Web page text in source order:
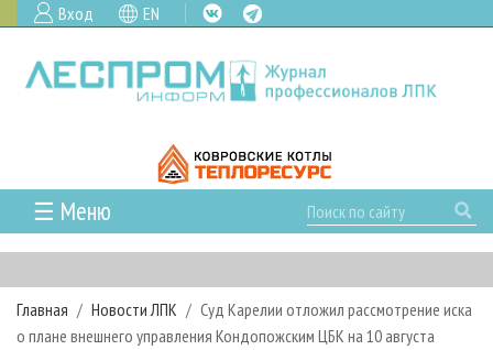
Вход EN
☰ Меню
ГЛАВНАЯ
РУБРИКИ И ТЕМЫ
РУБРИКИ ЖУРНАЛА
НОВОСТИ
Главная Новости ЛПК
Суд Карелии отложил рассмотрение иска
о плане внешнего управления Кондопожским ЦБК на 10 августа